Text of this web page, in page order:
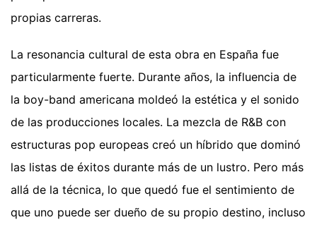
propias carreras.
La resonancia cultural de esta obra en España fue
particularmente fuerte. Durante años, la influencia de
la boy-band americana moldeó la estética y el sonido
de las producciones locales. La mezcla de R&B con
estructuras pop europeas creó un híbrido que dominó
las listas de éxitos durante más de un lustro. Pero más
allá de la técnica, lo que quedó fue el sentimiento de
que uno puede ser dueño de su propio destino, incluso